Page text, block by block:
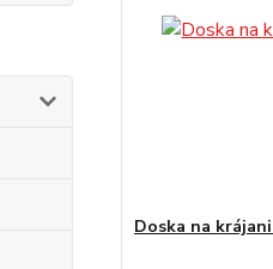
Doska na